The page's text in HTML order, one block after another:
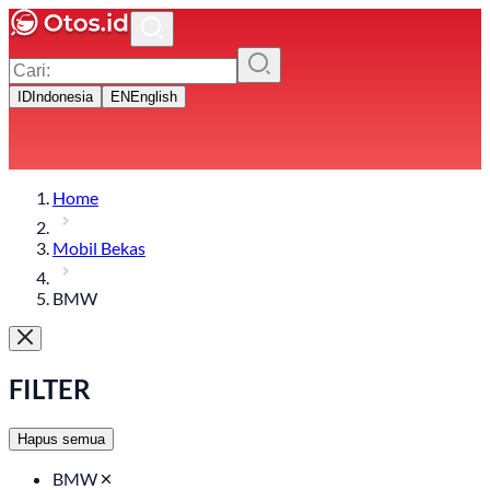
ID Indonesia EN English
Home
Mobil Bekas
BMW
FILTER
Hapus semua
BMW